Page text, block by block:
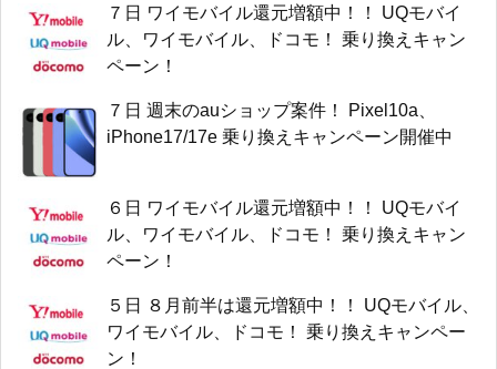
７日 ワイモバイル還元増額中！！ UQモバイ
ル、ワイモバイル、ドコモ！ 乗り換えキャン
ペーン！
７日 週末のauショップ案件！ Pixel10a、
iPhone17/17e 乗り換えキャンペーン開催中
６日 ワイモバイル還元増額中！！ UQモバイ
ル、ワイモバイル、ドコモ！ 乗り換えキャン
ペーン！
５日 ８月前半は還元増額中！！ UQモバイル、
ワイモバイル、ドコモ！ 乗り換えキャンペー
ン！